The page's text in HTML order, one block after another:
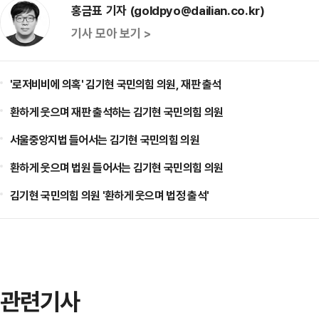
홍금표 기자 (goldpyo@dailian.co.kr)
기사 모아 보기 >
'로저비비에 의혹' 김기현 국민의힘 의원, 재판 출석
환하게 웃으며 재판 출석하는 김기현 국민의힘 의원
서울중앙지법 들어서는 김기현 국민의힘 의원
환하게 웃으며 법원 들어서는 김기현 국민의힘 의원
김기현 국민의힘 의원 '환하게 웃으며 법정 출석'
관련기사